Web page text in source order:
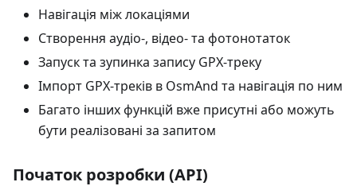
Навігація між локаціями
Створення аудіо-, відео- та фотонотаток
Запуск та зупинка запису GPX-треку
Імпорт GPX-треків в OsmAnd та навігація по ним
Багато інших функцій вже присутні або можуть
бути реалізовані за запитом
Початок розробки (API)